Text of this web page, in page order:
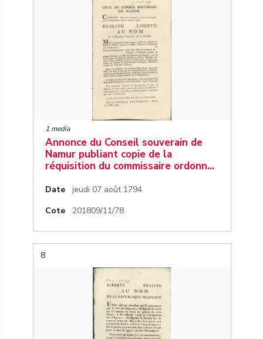
1 media
Annonce du Conseil souverain de
Namur publiant copie de la
réquisition du commissaire ordonn…
Date
jeudi 07 août 1794
Cote
201809/11/78
8